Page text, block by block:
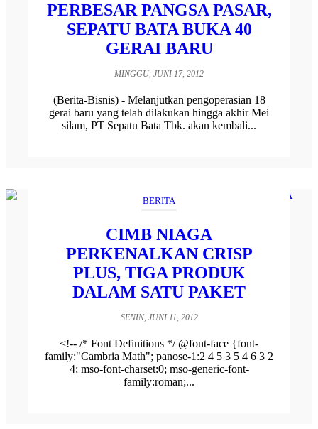
PERBESAR PANGSA PASAR,
SEPATU BATA BUKA 40
GERAI BARU
MINGGU, JUNI 17, 2012
(Berita-Bisnis) - Melanjutkan pengoperasian 18
gerai baru yang telah dilakukan hingga akhir Mei
silam, PT Sepatu Bata Tbk. akan kembali...
BERITA
CIMB NIAGA
PERKENALKAN CRISP
PLUS, TIGA PRODUK
DALAM SATU PAKET
SENIN, JUNI 11, 2012
<!-- /* Font Definitions */ @font-face {font-
family:"Cambria Math"; panose-1:2 4 5 3 5 4 6 3 2
4; mso-font-charset:0; mso-generic-font-
family:roman;...